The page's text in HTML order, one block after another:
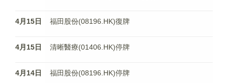
4月15日 福田股份(08196.HK)復牌
4月15日 清晰醫療(01406.HK)停牌
4月14日 福田股份(08196.HK)停牌